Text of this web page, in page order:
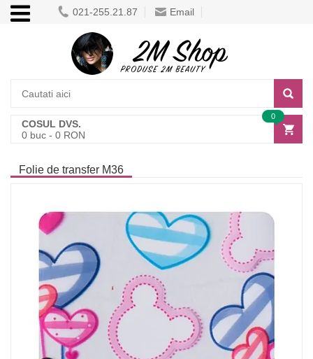
021-255.21.87 Email
COSUL DVS.
0 buc - 0 RON
0
Folie de transfer M36